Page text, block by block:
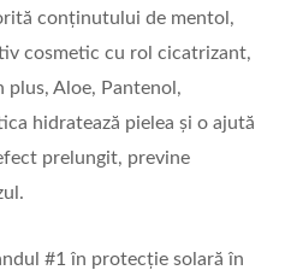
conținutului de mentol,
cosmetic cu rol cicatrizant,
plus, Aloe, Pantenol,
hidratează pielea și o ajută
prelungit, previne
#1 în protecție solară în